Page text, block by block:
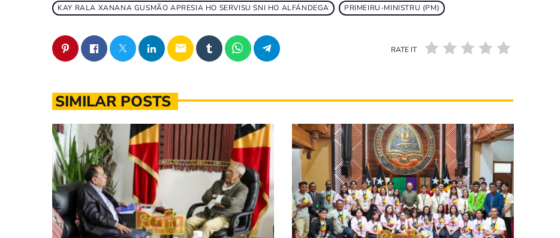
KAY RALA XANANA GUSMÃO APRESIA HO SERVISU SNI HO ALFÁNDEGA PRIMEIRU-MINISTRU (PM)
email RATE IT
SIMILAR POSTS